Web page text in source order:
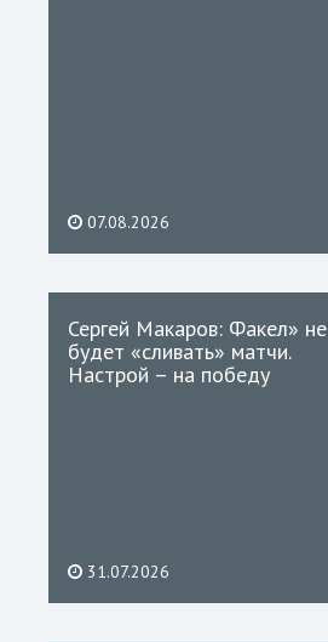
07.08.2026
Сергей Макаров: Факел» не
будет «сливать» матчи.
Настрой – на победу
31.07.2026